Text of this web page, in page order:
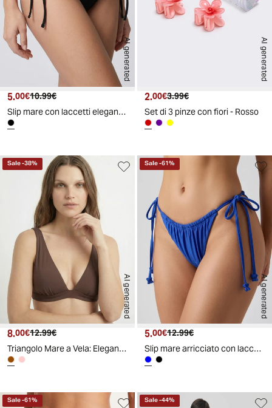
AI generated
Prezzo attuale
5.00€ Prezzo originale
10.99€
Slip mare con laccetti eleganti - Nero
AI generated
Prezzo attuale
2.00€ Prezzo originale
3.99€
Set di 3 pinze con fiori - Rosso
AI generated
Sale-38%
Prezzo attuale
8.00€ Prezzo originale
12.99€
Triangolo Mare a Vela: Eleganza Nautica - Marrone
AI generated
Sale-61%
Prezzo attuale
5.00€ Prezzo originale
12.99€
Slip mare arricciato con laccetti - Blu
Sale-61% Sale-44%